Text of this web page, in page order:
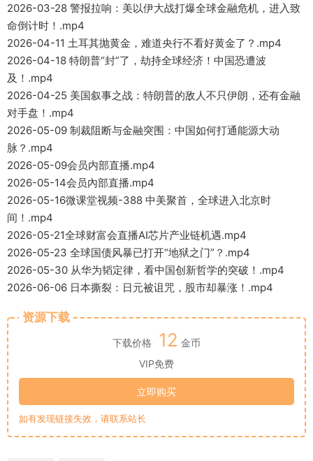
2026-03-28 警报拉响：美以伊大战打爆全球金融危机，进入致
命倒计时！.mp4
2026-04-11 土耳其抛黄金，难道央行不看好黄金了？.mp4
2026-04-18 特朗普“封”了，劫持全球经济！中国恐遭波
及！.mp4
2026-04-25 美国叙事之战：特朗普的敌人不只伊朗，还有金融
对手盘！.mp4
2026-05-09 制裁阻断与金融突围：中国如何打通能源大动
脉？.mp4
2026-05-09会员内部直播.mp4
2026-05-14会员內部直播.mp4
2026-05-16微课堂视频-388 中美聚首，全球进入北京时
间！.mp4
2026-05-21全球财富会直播AI芯片产业链机遇.mp4
2026-05-23 全球国债风暴已打开“地狱之门”？.mp4
2026-05-30 从华为韬定律，看中国创新哲学的突破！.mp4
2026-06-06 日本撕裂：日元被诅咒，股市却暴涨！.mp4
资源下载
下载价格 12 金币
VIP免费
立即购买
如有发现链接失效，请联系站长